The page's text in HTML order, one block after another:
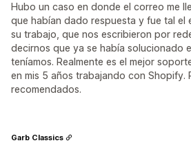
Hubo un caso en donde el correo me
que habían dado respuesta y fue tal el
su trabajo, que nos escribieron por
decirnos que ya se había solucionado
teníamos. Realmente es el mejor
en mis 5 años trabajando con Shopify.
recomendados.
Garb Classics